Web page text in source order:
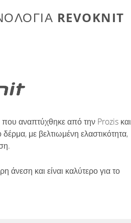
REVOKNIT
που αναπτύχθηκε από την Prozis και
με βελτιωμένη ελαστικότητα,
άνεση και είναι καλύτερο για το